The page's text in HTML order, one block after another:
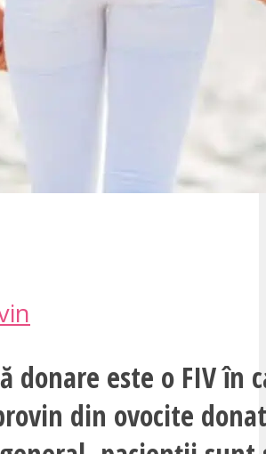
donare este o FIV în
din ovocite